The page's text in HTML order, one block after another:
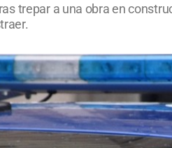
trepar a una obra en